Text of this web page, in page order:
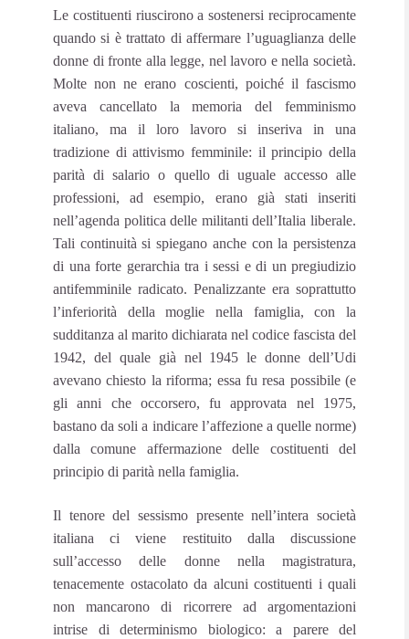
Le costituenti riuscirono a sostenersi reciprocamente
quando si è trattato di affermare l’uguaglianza delle
donne di fronte alla legge, nel lavoro e nella società.
Molte non ne erano coscienti, poiché il fascismo
aveva cancellato la memoria del femminismo
italiano, ma il loro lavoro si inseriva in una
tradizione di attivismo femminile: il principio della
parità di salario o quello di uguale accesso alle
professioni, ad esempio, erano già stati inseriti
nell’agenda politica delle militanti dell’Italia liberale.
Tali continuità si spiegano anche con la persistenza
di una forte gerarchia tra i sessi e di un pregiudizio
antifemminile radicato. Penalizzante era soprattutto
l’inferiorità della moglie nella famiglia, con la
sudditanza al marito dichiarata nel codice fascista del
1942, del quale già nel 1945 le donne dell’Udi
avevano chiesto la riforma; essa fu resa possibile (e
gli anni che occorsero, fu approvata nel 1975,
bastano da soli a indicare l’affezione a quelle norme)
dalla comune affermazione delle costituenti del
principio di parità nella famiglia.
Il tenore del sessismo presente nell’intera società
italiana ci viene restituito dalla discussione
sull’accesso delle donne nella magistratura,
tenacemente ostacolato da alcuni costituenti i quali
non mancarono di ricorrere ad argomentazioni
intrise di determinismo biologico: a parere del